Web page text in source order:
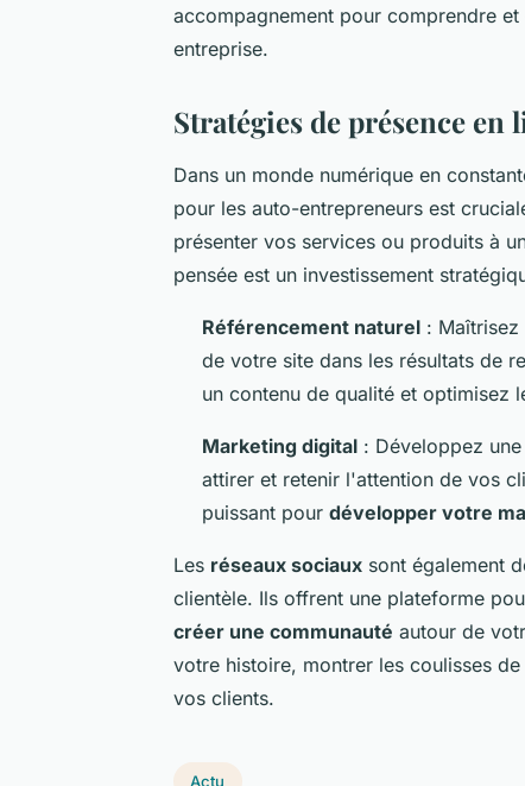
accompagnement pour comprendre
entreprise.
Stratégies de présence
Dans un monde numérique en
pour les auto-entrepreneurs est
présenter vos services ou produits à
pensée est un investissement
Référencement naturel : Maîtrisez
de votre site dans les résultats de
un contenu de qualité et optimisez
Marketing digital : Développez
attirer et retenir l'attention de vos
puissant pour développer votre
Les réseaux sociaux sont également
clientèle. Ils offrent une plateforme
créer une communauté autour de
votre histoire, montrer les coulisses
vos clients.
Actu